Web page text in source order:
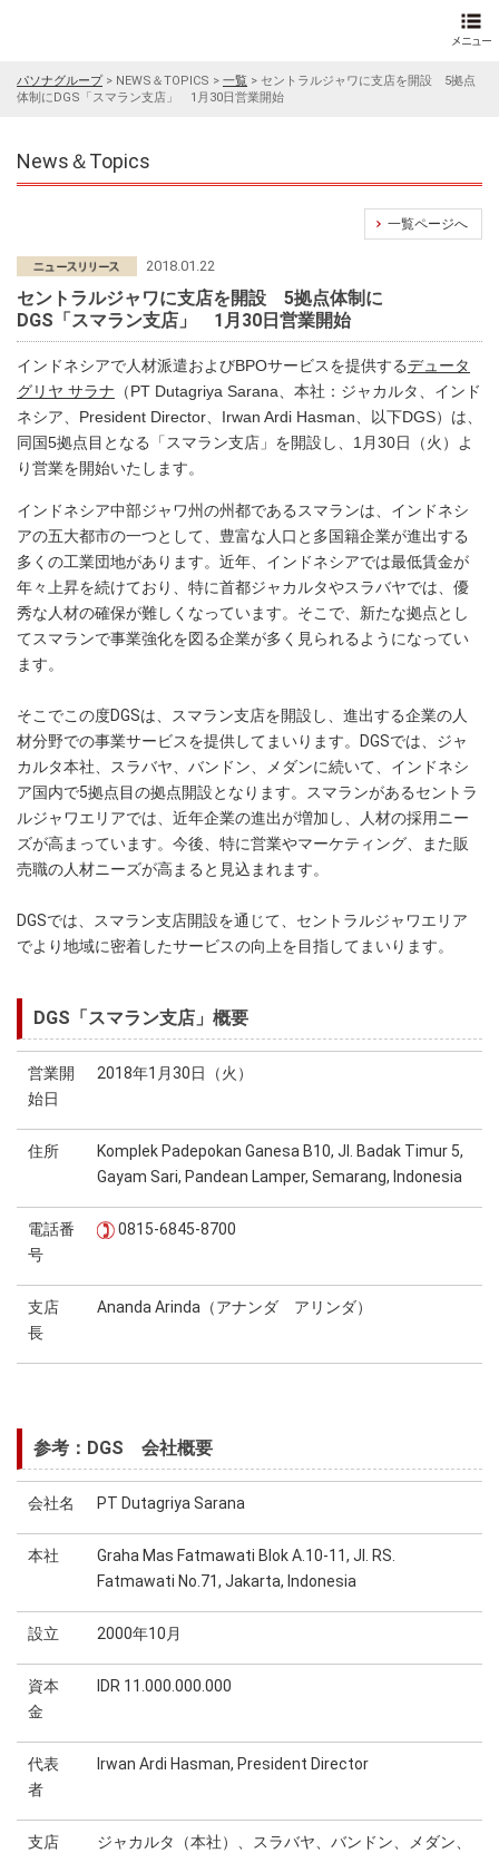
パソナグループ> NEWS＆TOPICS > 一覧 > セントラルジャワに支店を開設 5拠点
体制にDGS「スマラン支店」 1月30日営業開始
News＆Topics
一覧ページへ
2018.01.22
セントラルジャワに支店を開設 5拠点体制に
DGS「スマラン支店」 1月30日営業開始
インドネシアで人材派遣およびBPOサービスを提供するデュータ
グリヤ サラナ （PT Dutagriya Sarana、本社：ジャカルタ、インド
ネシア、President Director、Irwan Ardi Hasman、以下DGS）は、
同国5拠点目となる「スマラン支店」を開設し、1月30日（火）よ
り営業を開始いたします。
インドネシア中部ジャワ州の州都であるスマランは、インドネシ
アの五大都市の一つとして、豊富な人口と多国籍企業が進出する
多くの工業団地があります。近年、インドネシアでは最低賃金が
年々上昇を続けており、特に首都ジャカルタやスラバヤでは、優
秀な人材の確保が難しくなっています。そこで、新たな拠点とし
てスマランで事業強化を図る企業が多く見られるようになってい
ます。
そこでこの度DGSは、スマラン支店を開設し、進出する企業の人
材分野での事業サービスを提供してまいります。DGSでは、ジャ
カルタ本社、スラバヤ、バンドン、メダンに続いて、インドネシ
ア国内で5拠点目の拠点開設となります。スマランがあるセントラ
ルジャワエリアでは、近年企業の進出が増加し、人材の採用ニー
ズが高まっています。今後、特に営業やマーケティング、また販
売職の人材ニーズが高まると見込まれます。
DGSでは、スマラン支店開設を通じて、セントラルジャワエリア
でより地域に密着したサービスの向上を目指してまいります。
DGS「スマラン支店」概要
営業開
始日
2018年1月30日（火）
住所
Komplek Padepokan Ganesa B10, Jl. Badak Timur 5,
Gayam Sari, Pandean Lamper, Semarang, Indonesia
電話番
号
0815-6845-8700
支店
長
Ananda Arinda（アナンダ アリンダ）
参考：DGS 会社概要
会社名 PT Dutagriya Sarana
本社
Graha Mas Fatmawati Blok A.10-11, Jl. RS.
Fatmawati No.71, Jakarta, Indonesia
設立 2000年10月
資本
金
IDR 11.000.000.000
代表
者
Irwan Ardi Hasman, President Director
支店
ジャカルタ（本社）、スラバヤ、バンドン、メダン、